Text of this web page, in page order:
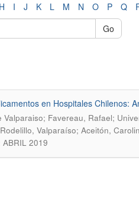
H I J K L M N O P Q
Go
en Hospitales Chilenos:
Favereau, Rafael;
Valparaíso; Aceitón,
2019